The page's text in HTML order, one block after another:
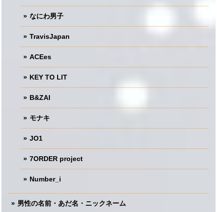
なにわ男子
TravisJapan
ACEes
KEY TO LIT
B&ZAI
モナキ
JO1
7ORDER project
Number_i
男性の名前・あだ名・ニックネーム